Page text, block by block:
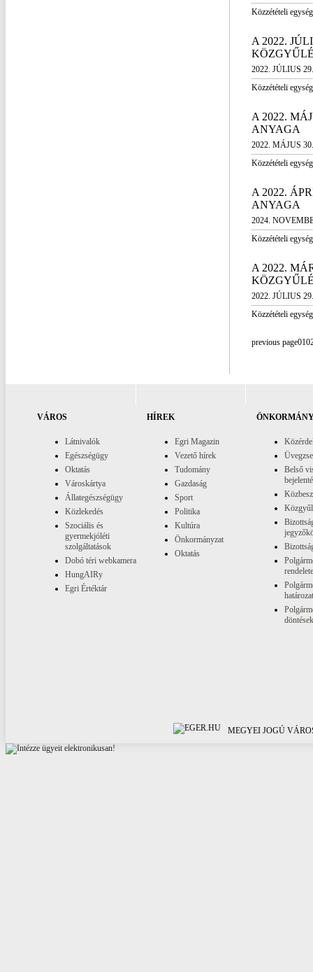
Közzétételi
A 2022.
2022. JÚLIUS 29.
Közzétételi
A 2022.
ANYAGA
2022. MÁJUS 30.
Közzétételi
A 2022.
ANYAGA
2024.
Közzétételi
A 2022.
2022. JÚLIUS 29.
Közzétételi
previous page01
VÁROS
Látnivalók
Egészségügy
Oktatás
Városkártya
Állategészségügy
Közlekedés
Szociális és
gyermekjóléti
szolgáltatások
Dobó téri webkamera
HungAIRy
Egri Értéktár
HÍREK
Egri Magazin
Vezető hírek
Tudomány
Gazdaság
Sport
Politika
Kultúra
Önkormányzat
Oktatás
Belső
döntések
MEGYEI JOGÚ